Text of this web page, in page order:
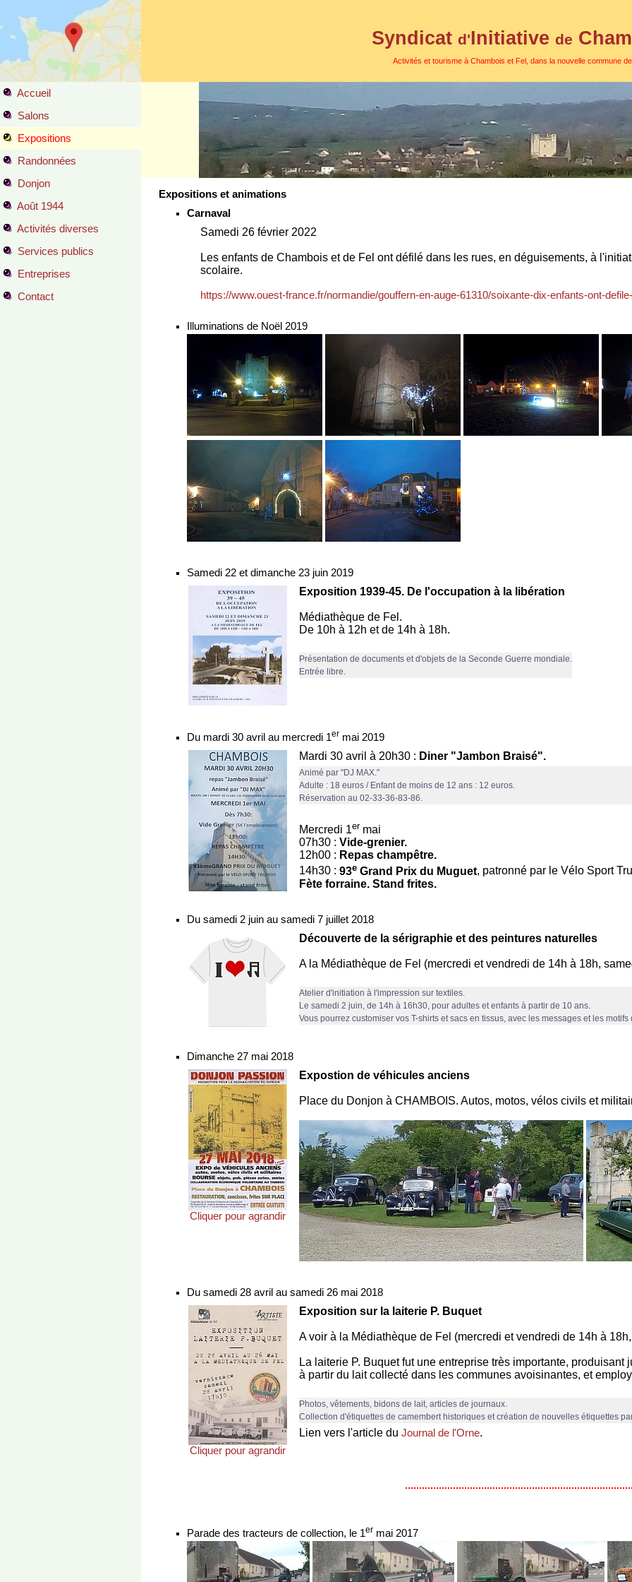
Syndicat d'Initiative de
Activités et tourisme à Chambois et Fel, dans la nouvelle commune
Accueil
Salons
Expositions
Randonnées
Donjon
Août 1944
Activités diverses
Services publics
Entreprises
Contact
Expositions et animations
Carnaval
Samedi 26 février 2022
Les enfants de Chambois et de Fel ont défilé dans les rues, en déguisements, à
scolaire.
https://www.ouest-france.fr/normandie/gouffern-en-auge-61310/soixante-dix-enfants-ont-
Illuminations de Noël 2019
Samedi 22 et dimanche 23 juin 2019
Exposition 1939-45. De l'occupation à la libération
Médiathèque de Fel.
De 10h à 12h et de 14h à 18h.
Présentation de documents et d'objets de la Seconde Guerre mondiale.
Entrée libre.
Du mardi 30 avril au mercredi 1er mai 2019
Mardi 30 avril à 20h30 : Diner "Jambon Braisé".
Animé par "DJ MAX."
Adulte : 18 euros / Enfant de moins de 12 ans : 12 euros.
Réservation au 02-33-36-83-86.
Mercredi 1er mai
07h30 : Vide-grenier.
12h00 : Repas champêtre.
14h30 : 93e Grand Prix du Muguet, patronné par le Vélo Sport
Fète forraine. Stand frites.
Du samedi 2 juin au samedi 7 juillet 2018
Découverte de la sérigraphie et des peintures naturelles
A la Médiathèque de Fel (mercredi et vendredi de 14h à 18h,
Atelier d'initiation à l'impression sur textiles.
Le samedi 2 juin, de 14h à 16h30, pour adultes et enfants à partir de 10 ans.
Vous pourrez customiser vos T-shirts et sacs en tissus, avec les messages et les motifs
Dimanche 27 mai 2018
Cliquer pour agrandir
Expostion de véhicules anciens
Place du Donjon à CHAMBOIS. Autos, motos, vélos civils et
Du samedi 28 avril au samedi 26 mai 2018
Cliquer pour agrandir
Exposition sur la laiterie P. Buquet
A voir à la Médiathèque de Fel (mercredi et vendredi de 14h à
La laiterie P. Buquet fut une entreprise très importante, produisant
à partir du lait collecté dans les communes avoisinantes, et
Photos, vêtements, bidons de lait, articles de journaux.
Collection d'étiquettes de camembert historiques et création de nouvelles étiquettes
Lien vers l'article du Journal de l'Orne.
Parade des tracteurs de collection, le 1er mai 2017